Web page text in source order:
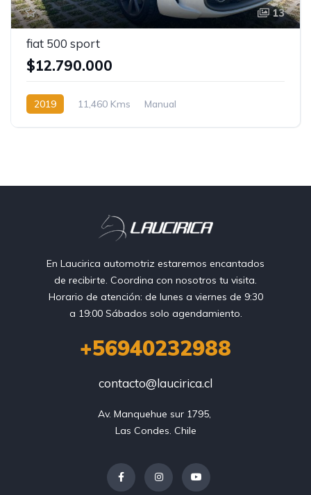
13
fiat 500 sport
$12.790.000
2019 11,460 Kms Manual
En Laucirica automotriz estaremos encantados
de recibirte. Coordina con nosotros tu visita.
Horario de atención: de lunes a viernes de 9:30
a 19:00 Sábados solo agendamiento.
+56940232988
contacto@laucirica.cl
Av. Manquehue sur 1795,
Las Condes. Chile